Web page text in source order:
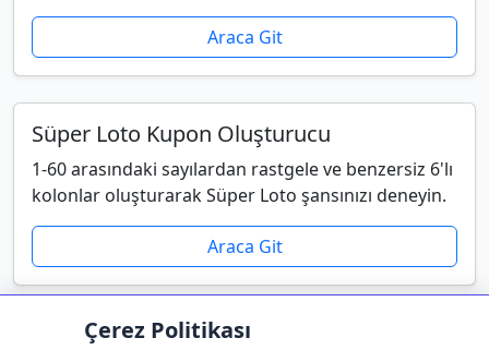
Araca Git
Süper Loto Kupon Oluşturucu
1-60 arasındaki sayılardan rastgele ve benzersiz 6'lı
kolonlar oluşturarak Süper Loto şansınızı deneyin.
Araca Git
Çerez Politikası